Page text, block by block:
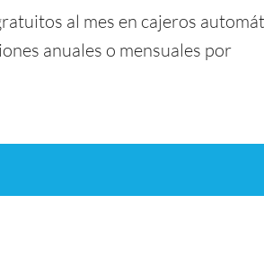
al mes en cajeros
anuales o mensuales por